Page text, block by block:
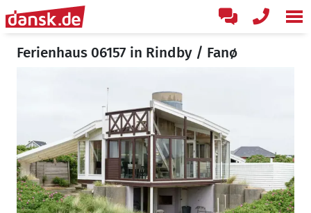
Ferienhaus 06157 in Rindby / Fanø